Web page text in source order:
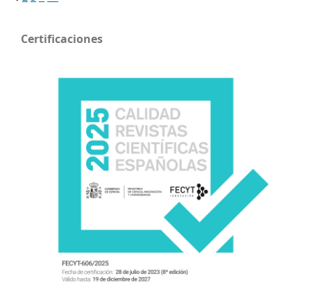
Certificaciones